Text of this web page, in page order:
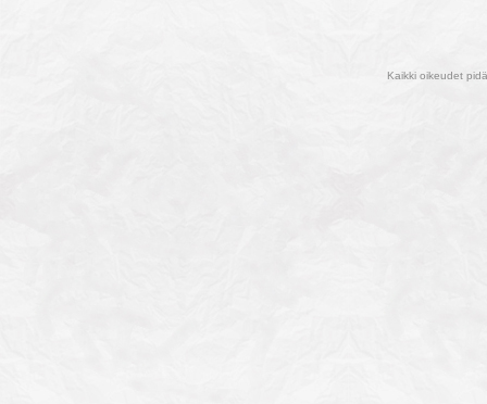
Kaikki oikeudet